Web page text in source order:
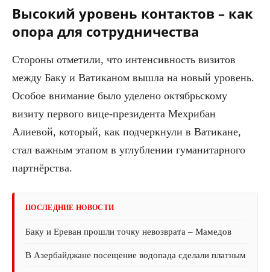
Высокий уровень контактов – как
опора для сотрудничества
Стороны отметили, что интенсивность визитов
между Баку и Ватиканом вышла на новый уровень.
Особое внимание было уделено октябрьскому
визиту первого вице-президента Мехрибан
Алиевой, который, как подчеркнули в Ватикане,
стал важным этапом в углублении гуманитарного
партнёрства.
ПОСЛЕДНИЕ НОВОСТИ
Баку и Ереван прошли точку невозврата – Мамедов
В Азербайджане посещение водопада сделали платным